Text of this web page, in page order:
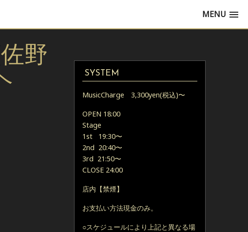
MENU
野
SYSTEM
MusicCharge 3,300yen(税込)〜
OPEN 18:00
Stage
1st 19:30〜
2nd 20:40〜
3rd 21:50〜
CLOSE 24:00
店内【禁煙】
お支払い方法現金のみ。
○スケジュールにより上記と異なる場